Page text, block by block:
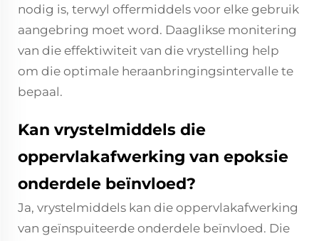
nodig is, terwyl offermiddels voor elke gebruik
aangebring moet word. Daaglikse monitering
van die effektiwiteit van die vrystelling help
om die optimale heraanbringingsintervalle te
bepaal.
Kan vrystelmiddels die
oppervlakafwerking van epoksie
onderdele beïnvloed?
Ja, vrystelmiddels kan die oppervlakafwerking
van geïnspuiteerde onderdele beïnvloed. Die